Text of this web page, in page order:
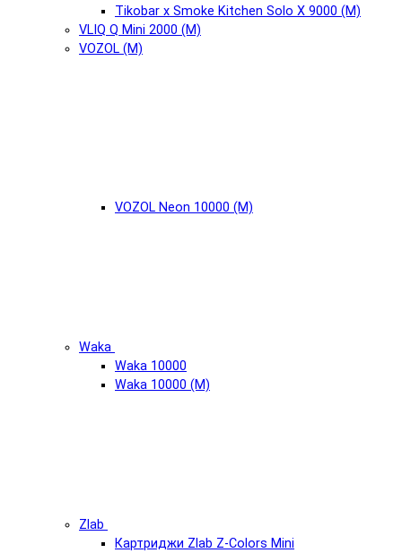
Tikobar x Smoke Kitchen Solo X 9000 (М)
VLIQ Q Mini 2000 (М)
VOZOL (М)
VOZOL Neon 10000 (М)
Waka
Waka 10000
Waka 10000 (М)
Zlab
Картриджи Zlab Z-Colors Mini